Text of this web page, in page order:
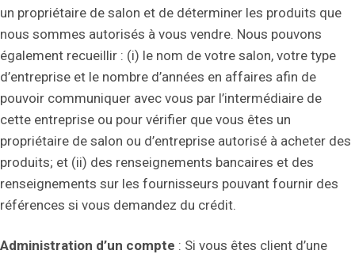
un propriétaire de salon et de déterminer les produits que
nous sommes autorisés à vous vendre. Nous pouvons
également recueillir : (i) le nom de votre salon, votre type
d’entreprise et le nombre d’années en affaires afin de
pouvoir communiquer avec vous par l’intermédiaire de
cette entreprise ou pour vérifier que vous êtes un
propriétaire de salon ou d’entreprise autorisé à acheter des
produits; et (ii) des renseignements bancaires et des
renseignements sur les fournisseurs pouvant fournir des
références si vous demandez du crédit.
Administration d’un compte : Si vous êtes client d’une